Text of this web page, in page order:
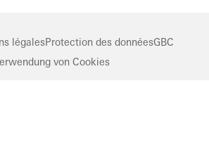
légalesProtection des donnéesGBC
von Cookies